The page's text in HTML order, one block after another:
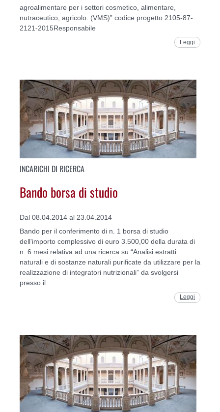
agroalimentare per i settori cosmetico, alimentare,
nutraceutico, agricolo. (VMS)” codice progetto 2105-87-
2121-2015Responsabile
Leggi
INCARICHI DI RICERCA
Bando borsa di studio
Dal 08.04.2014 al 23.04.2014
Bando per il conferimento di n. 1 borsa di studio
dell'importo complessivo di euro 3.500,00 della durata di
n. 6 mesi relativa ad una ricerca su “Analisi estratti
naturali e di sostanze naturali purificate da utilizzare per la
realizzazione di integratori nutrizionali” da svolgersi
presso il
Leggi